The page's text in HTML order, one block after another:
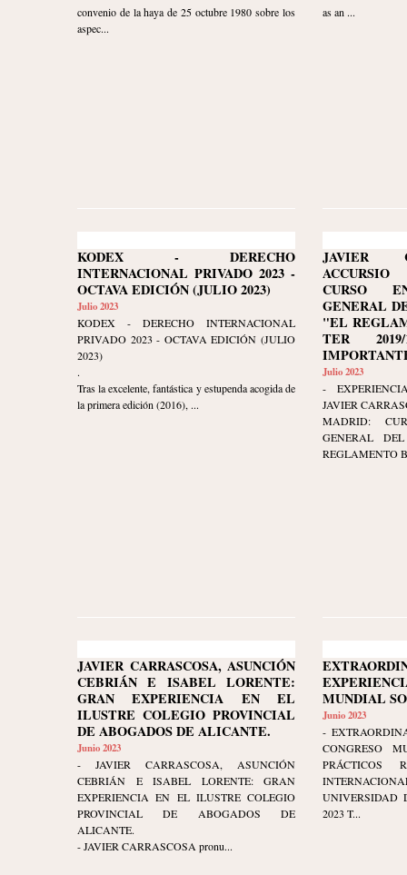
convenio de la haya de 25 octubre 1980 sobre los
aspec...
as an ...
KODEX - DERECHO
INTERNACIONAL PRIVADO 2023 -
OCTAVA EDICIÓN (JULIO 2023)
Julio 2023
KODEX - DERECHO INTERNACIONAL
PRIVADO 2023 - OCTAVA EDICIÓN (JULIO
2023)
.
Tras la excelente, fantástica y estupenda acogida de
la primera edición (2016), ...
JAVIER
CURSO
GENERAL
"EL
TER 2019/
Julio 2023
-
JAVIER
MADRID:
GENERAL
REGLAMENTO
JAVIER CARRASCOSA, ASUNCIÓN
CEBRIÁN E ISABEL LORENTE:
GRAN EXPERIENCIA EN EL
ILUSTRE COLEGIO PROVINCIAL
DE ABOGADOS DE ALICANTE.
Junio 2023
- JAVIER CARRASCOSA, ASUNCIÓN
CEBRIÁN E ISABEL LORENTE: GRAN
EXPERIENCIA EN EL ILUSTRE COLEGIO
PROVINCIAL DE ABOGADOS DE
ALICANTE.
- JAVIER CARRASCOSA pronu...
MUNDIAL
Junio 2023
-
CONGRESO
PRÁCTICOS
UNIVERSIDAD
2023 T...